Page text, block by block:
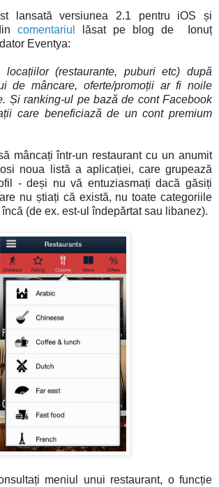
lansată versiunea 2.1 pentru iOS și
comentariul
lăsat pe blog de Ionuț
Eventya:
(restaurante, puburi etc) după
de mâncare, oferte/promoții ar fi noile
Și ranking-ul pe bază de cont Facebook
care beneficiază de un cont premium
mâncați într-un restaurant cu un anumit
noua listă a aplicației, care grupează
- deși nu vă entuziasmați dacă găsiți
nu știați că există, nu toate categoriile
(de ex. est-ul îndepărtat sau libanez).
meniul unui restaurant, o funcție